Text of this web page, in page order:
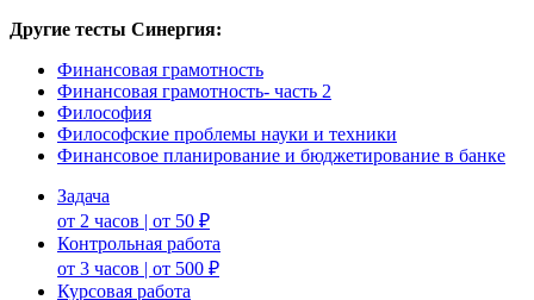
Другие тесты Синергия:
Финансовая грамотность
Финансовая грамотность- часть 2
Философия
Философские проблемы науки и техники
Финансовое планирование и бюджетирование в банке
Задача
от 2 часов | от 50 ₽
Контрольная работа
от 3 часов | от 500 ₽
Курсовая работа